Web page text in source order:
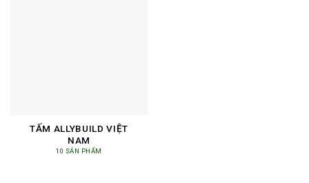
TẤM ALLYBUILD VIỆT
NAM
10 SẢN PHẨM